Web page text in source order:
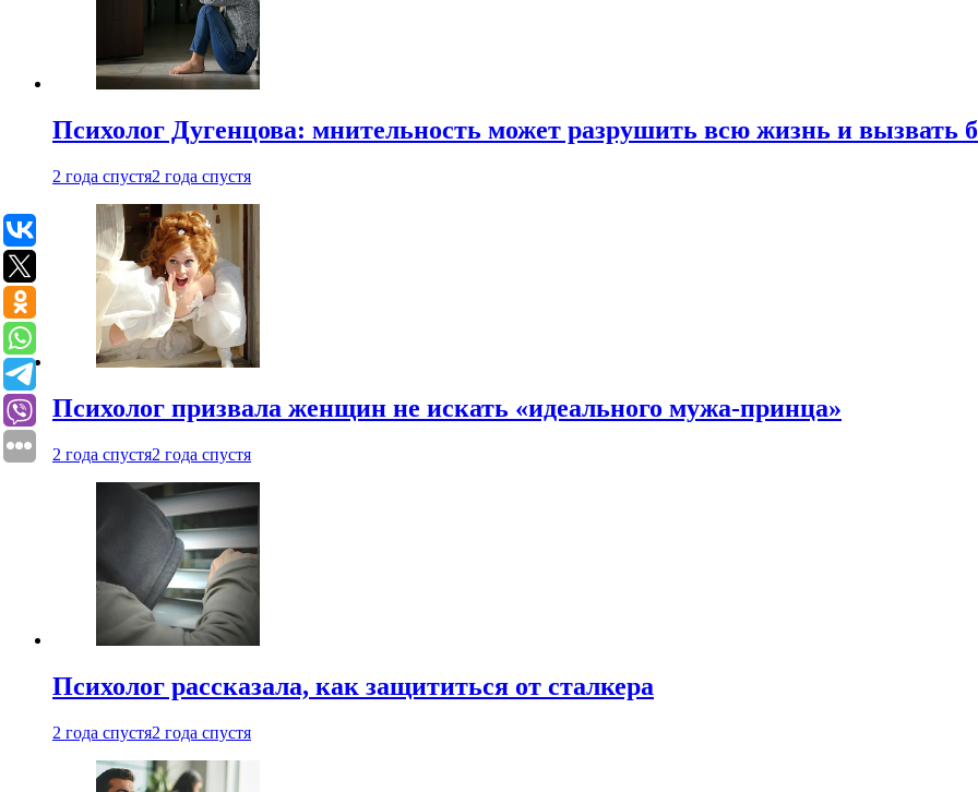
Психолог Дугенцова: мнительность может разрушить всю жизнь и вызвать
2 года спустя2 года спустя
Психолог призвала женщин не искать «идеального мужа-принца»
2 года спустя2 года спустя
Психолог рассказала, как защититься от сталкера
2 года спустя2 года спустя